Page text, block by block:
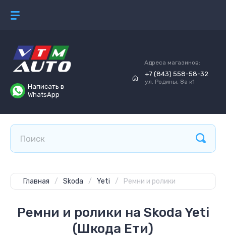
Написать в
WhatsApp
Адреса магазинов:
+7 (843) 558-58-32
ул. Родины, 8а к1
Главная / Skoda / Yeti / Ремни и ролики
Ремни и ролики на Skoda Yeti
(Шкода Ети)